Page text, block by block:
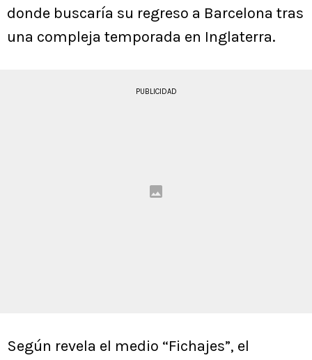
donde buscaría su regreso a Barcelona tras
una compleja temporada en Inglaterra.
PUBLICIDAD
Según revela el medio “Fichajes”, el